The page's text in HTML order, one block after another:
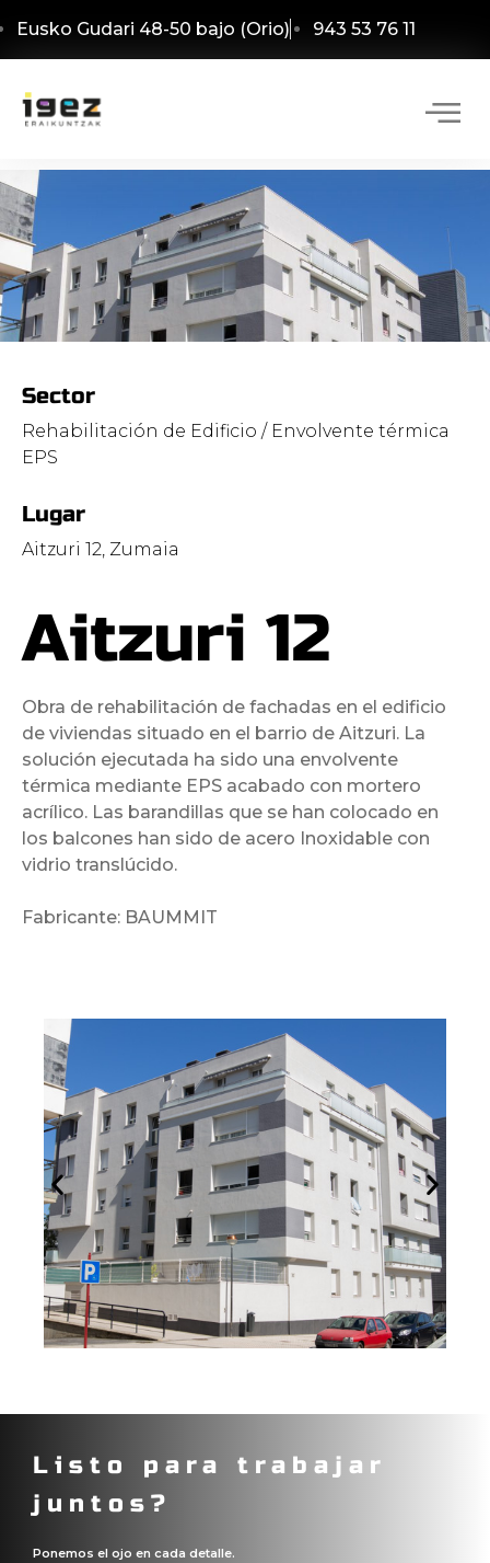
Eusko Gudari 48-50 bajo (Orio) 943 53 76 11
Sector
Rehabilitación de Edificio / Envolvente térmica
EPS
Lugar
Aitzuri 12, Zumaia
Aitzuri 12
Obra de rehabilitación de fachadas en el edificio
de viviendas situado en el barrio de Aitzuri. La
solución ejecutada ha sido una envolvente
térmica mediante EPS acabado con mortero
acrílico. Las barandillas que se han colocado en
los balcones han sido de acero Inoxidable con
vidrio translúcido.
Fabricante: BAUMMIT
Listo para trabajar
juntos?
Ponemos el ojo en cada detalle.